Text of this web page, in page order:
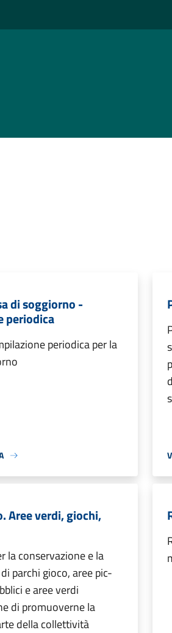
di soggiorno -
periodica
periodica per la
Aree verdi, giochi,
la conservazione e la
parchi gioco, aree pic-
e aree verdi
di promuoverne la
della collettività